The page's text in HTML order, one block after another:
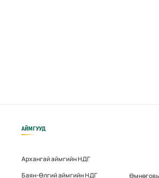
АЙМГУУД
Архангай аймгийн НДГ
Баян-Өлгий аймгийн НДГ